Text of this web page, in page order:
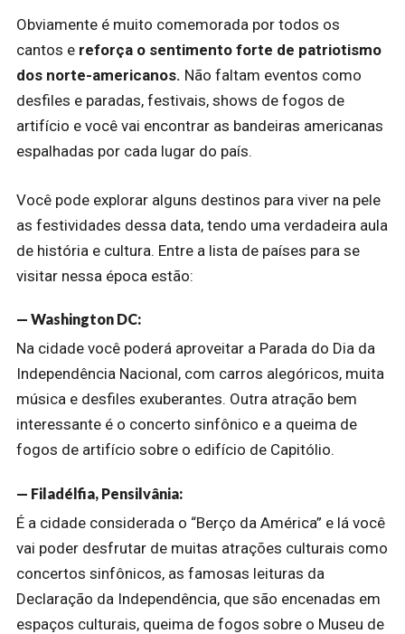
Obviamente é muito comemorada por todos os
cantos e reforça o sentimento forte de patriotismo
dos norte-americanos. Não faltam eventos como
desfiles e paradas, festivais, shows de fogos de
artifício e você vai encontrar as bandeiras americanas
espalhadas por cada lugar do país.
Você pode explorar alguns destinos para viver na pele
as festividades dessa data, tendo uma verdadeira aula
de história e cultura. Entre a lista de países para se
visitar nessa época estão:
— Washington DC:
Na cidade você poderá aproveitar a Parada do Dia da
Independência Nacional, com carros alegóricos, muita
música e desfiles exuberantes. Outra atração bem
interessante é o concerto sinfônico e a queima de
fogos de artifício sobre o edifício de Capitólio.
— Filadélfia, Pensilvânia:
É a cidade considerada o “Berço da América” e lá você
vai poder desfrutar de muitas atrações culturais como
concertos sinfônicos, as famosas leituras da
Declaração da Independência, que são encenadas em
espaços culturais, queima de fogos sobre o Museu de